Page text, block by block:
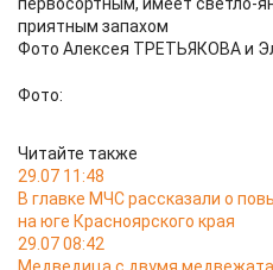
приятным запахом
Фото Алексея ТРЕТЬЯКОВА и
Фото:
Читайте также
29.07 11:48
В главке МЧС рассказали о
на юге Красноярского края
29.07 08:42